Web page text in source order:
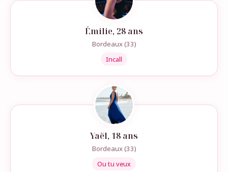
Émilie, 28 ans
Bordeaux (33)
Incall
Yaël, 18 ans
Bordeaux (33)
Ou tu veux